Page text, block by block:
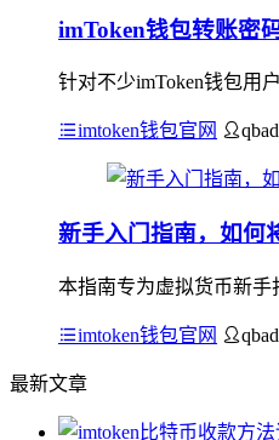
imToken钱包转账密
针对不少imToken钱包用
imtoken钱包官网
新手入门指南，如何
本指南专为虚拟货币新
imtoken钱包官网
最新文章